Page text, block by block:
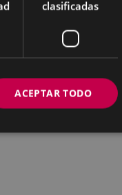
clasificadas
ACEPTAR TODO